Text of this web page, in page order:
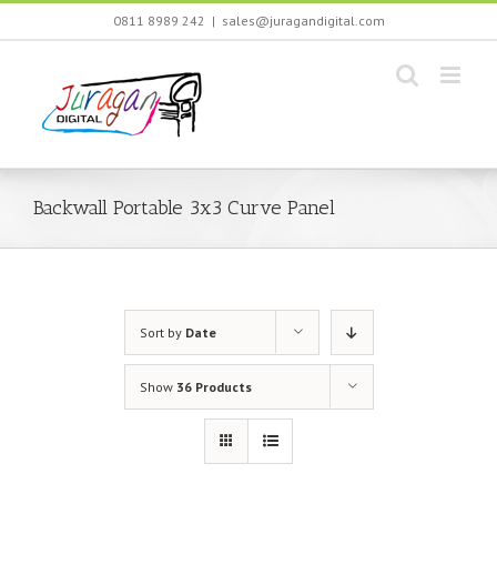
Skip
0811 8989 242 | sales@juragandigital.com
Backwall Portable 3x3 Curve Panel
Sort by Date
Show 36 Products